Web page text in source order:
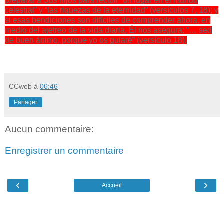
celestial” y “las riquezas de la eternidad” (versículos 7, 18); y
si esas bendiciones son difíciles de comprender ahora, en
medio del ajetreo de la vida diaria, Él nos asegura: “… sed
de buen ánimo, porque yo os guiaré” (versículo 18).
CCweb à 06:46
Partager
Aucun commentaire:
Enregistrer un commentaire
‹ ›
Accueil